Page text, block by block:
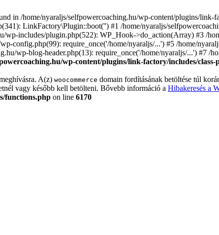
in /home/nyaraljs/selfpowercoaching.hu/wp-content/plugins/link-
LinkFactory\Plugin::boot('') #1 /home/nyaraljs/
includes/plugin.php(522): WP_Hook->do_action(Array) #3 /
config.php(99): require_once('/home/nyaraljs/...') #5 /home/
wp-blog-header.php(13): require_once('/home/nyaraljs/...') #7 /
wp-content/plugins/link-factory/includes/
A(z) woocommerce domain fordításának betöltése túl
vagy később kell betölteni. Bővebb információ a Hibakeresés a
functions.php on line 6170